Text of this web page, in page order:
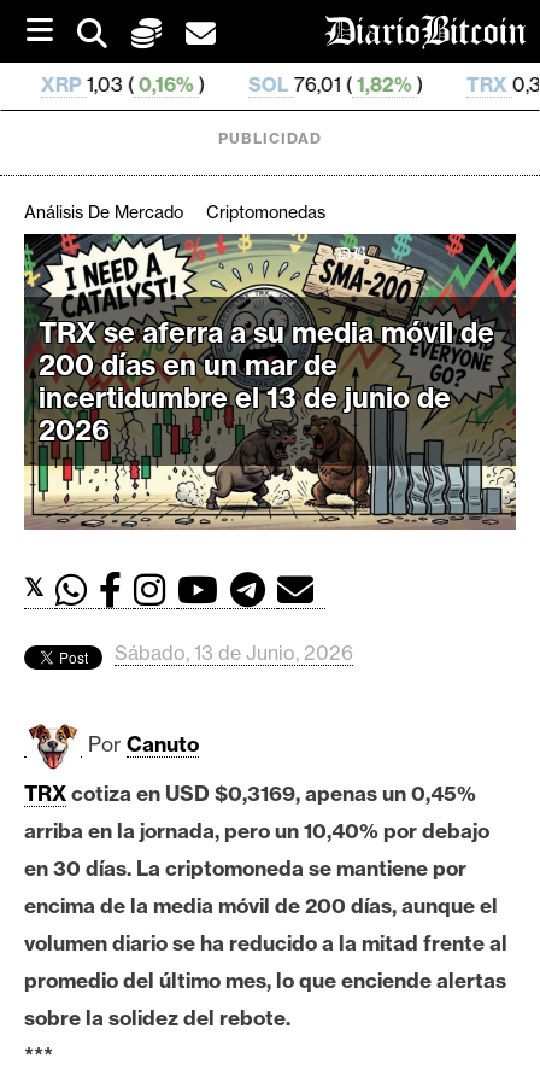
i
t
o
SOL76,01 (1,82% ) TRX0,329 704 ( 0,66%)
C
r
i
p
t
o
M
e
r
d
s
B
t
c
o
i
E
PUBLICIDAD
Análisis De Mercado Criptomonedas
TRX se aferra a su media móvil de
200 días en un mar de
incertidumbre el 13 de junio de
2026
𝕏
Sábado, 13 de Junio, 2026
Por Canuto
TRXcotiza en USD $0,3169, apenas un 0,45%
arriba en la jornada, pero un 10,40% por debajo
en 30 días. La criptomoneda se mantiene por
encima de la media móvil de 200 días, aunque el
volumen diario se ha reducido a la mitad frente al
promedio del último mes, lo que enciende alertas
sobre la solidez del rebote.
***